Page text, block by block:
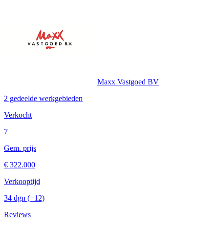
Maxx Vastgoed BV
2 gedeelde werkgebieden
Verkocht
7
Gem. prijs
€ 322.000
Verkooptijd
34 dgn (+12)
Reviews